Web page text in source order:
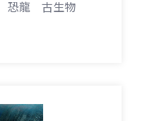
恐龍 古生物